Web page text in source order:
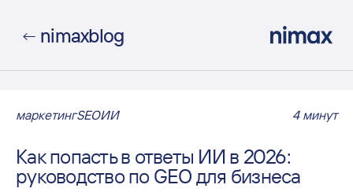
← nimaxblog
маркетингSEOИИ 4минут
Как попасть в ответы ИИ в 2026:
руководство по GEO для бизнеса